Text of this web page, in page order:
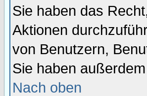
Sie haben das
Aktionen
von Benutzern,
Sie haben
Nach oben